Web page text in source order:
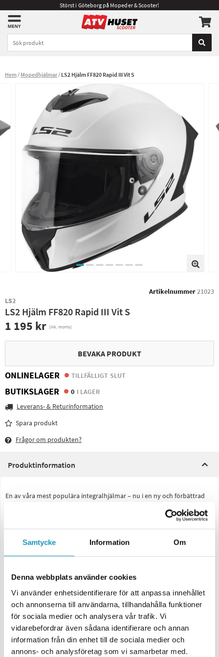
Samtycke Information Om
Denna webbplats använder cookies
Vi använder enhetsidentifierare för att anpassa innehållet
och annonserna till användarna, tillhandahålla funktioner
för sociala medier och analysera vår trafik. Vi
vidarebefordrar även sådana identifierare och annan
information från din enhet till de sociala medier och
annons- och analysföretag som vi samarbetar med.
Störst i Göteborg på Mopeder & Scooter!
Hem Mopedhjälmar LS2 Hjälm FF820 Rapid III Vit S
Artikelnummer21023
LS2
LS2 Hjälm FF820 Rapid III Vit S
1 195 kr (ink. moms)
BEVAKA PRODUKT
ONLINELAGER TILLFÄLLIGT SLUT
BUTIKSLAGER 0 I LAGER
Leverans- & Returinformation
Spara produkt
Frågor om produkten?
Produktinformation
En av våra mest populära integralhjälmar – nu i en ny och förbättrad
och passar lika bra för daglig pendling som för längre turer.
Smidig, lätt och mycket prisvärd. Med ett skal i LS2:s egenutvecklade
HPTT-kompositmaterial får du hög slitstyrka och pålitligt skydd utan
att offra komforten. Vikten på cirka 1 350 gram gör att hjälmen känns
nästan obefintlig även efter timmar i sadeln.
Finns i tre skalstorlekar (2XS–S, M–L samt XL–3XL) för optimal passform
och proportioner. Tillgänglig i snygg mattsvart och solid vit.
Data:
Skal i HPTT-komposit – lätt, starkt och hållbart
Reptåligt och UV-resistent klart visir med quick release-system
Förberett för Pinlock® 70 MaxVision™
Andningsdeflektorn håller visiret imfritt
Avtagbart, tvättbart och ventilerande komfortfoder – hypoallergent